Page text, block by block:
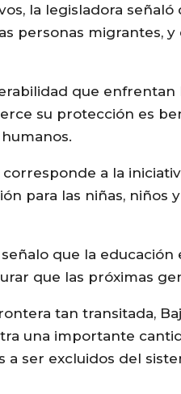
la legisladora
personas migrantes,
que
su protección es
a la
para las niñas,
que la
que las próximas
tan transitada,
una importante
a ser excluidos del